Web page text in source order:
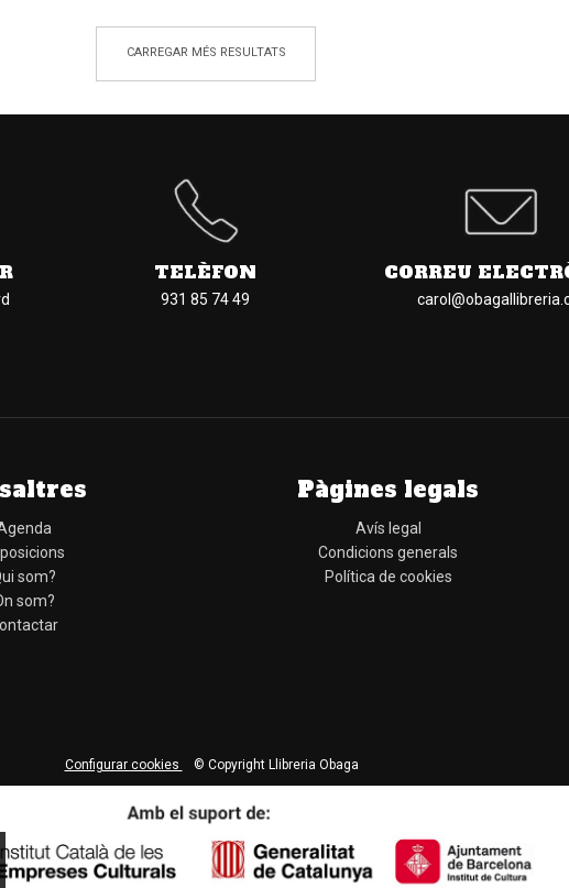
CARREGAR MÉS RESULTATS
TELÈFON
931 85 74 49
CORREU
som?
som?
Pàgines legals
Avís legal
Condicions generals
Política de cookies
Configurar cookies © Copyright Llibreria Obaga